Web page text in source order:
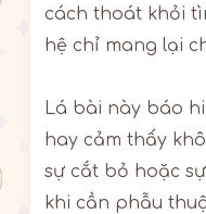
cách thoát khỏi
hệ chỉ mang lại
Lá bài này báo
hay cảm thấy
sự cắt bỏ hoặc
khi cần phẫu